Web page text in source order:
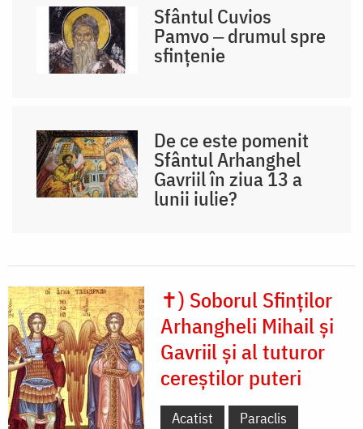
Sfântul Cuvios
Pamvo ‒ drumul spre
sfințenie
De ce este pomenit
Sfântul Arhanghel
Gavriil în ziua 13 a
lunii iulie?
✝) Soborul Sfinților
Arhangheli Mihail și
Gavriil și al tuturor
cereștilor puteri
Acatist
Paraclis